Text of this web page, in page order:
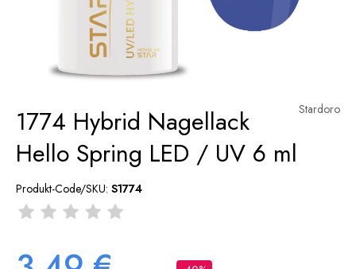
Stardoro
1774 Hybrid Nagellack
Hello Spring LED / UV 6 ml
Produkt-Code/SKU: S1774